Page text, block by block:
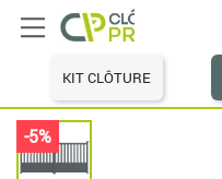
KIT CLÔTURE
-5%